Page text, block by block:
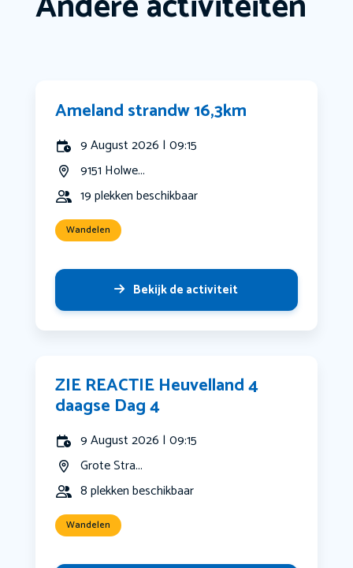
Ameland strandw 16,3km
9 August 2026 | 09:15
9151 Holwe...
19 plekken beschikbaar
Wandelen
Bekijk de activiteit
ZIE REACTIE Heuvelland 4
daagse Dag 4
9 August 2026 | 09:15
Grote Stra...
8 plekken beschikbaar
Wandelen